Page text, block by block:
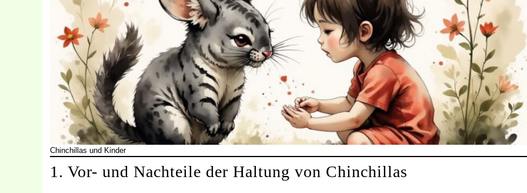
Chinchillas und Kinder
1. Vor- und Nachteile der Haltung von Chinchillas